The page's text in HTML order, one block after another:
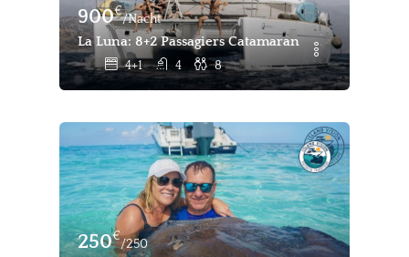
900€
/Nacht
La Luna: 8+2 Passagiers Catamaran - Bareboat
4+1 4 8
250€
/250